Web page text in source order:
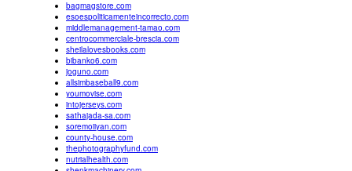
bagmagstore.com
esoespoliticamenteincorrecto.com
middlemanagement-tamao.com
centrocommerciale-brescia.com
sheilalovesbooks.com
bibanko6.com
joguno.com
allsimbaseball9.com
youmovise.com
intojerseys.com
sathajada-sa.com
soremoiiyan.com
county-house.com
thephotographyfund.com
nutrialhealth.com